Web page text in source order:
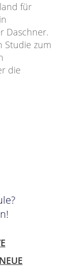
für
Daschner.
Studie zum
die
NEUE